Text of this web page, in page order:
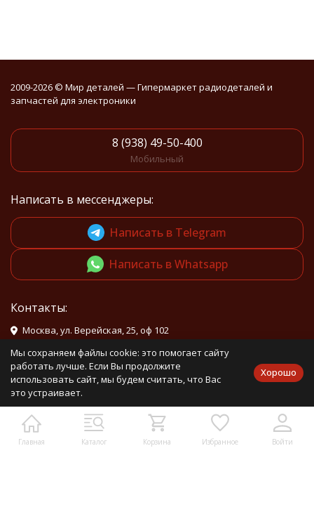
Главная Каталог Корзина Избранное Войти
2009-2026 © Мир деталей — Гипермаркет радиодеталей и
запчастей для электроники
8 (938) 49-50-400
Мобильный
Написать в мессенджеры:
Написать в Telegram
Написать в Whatsapp
Контакты:
Москва, ул. Верейская, 25, оф 102
info@mirdetali.ru
Мы в социальных сетях:
Мы сохраняем файлы cookie: это помогает сайту
работать лучше. Если Вы продолжите
использовать сайт, мы будем считать, что Вас
это устраивает.
Хорошо